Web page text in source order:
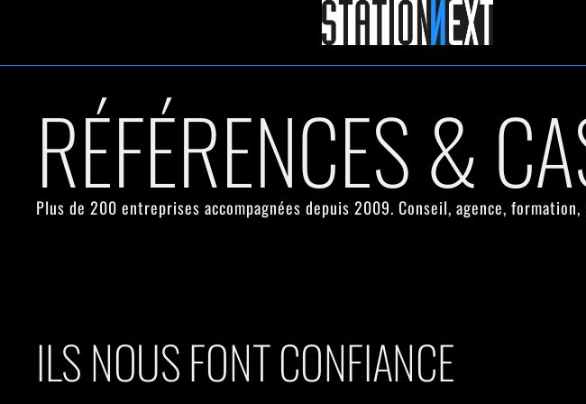
RÉFÉRENCES &
Plus de 200 entreprises accompagnées depuis 2009. Conseil, agence,
ILS NOUS FONT CONFIANCE